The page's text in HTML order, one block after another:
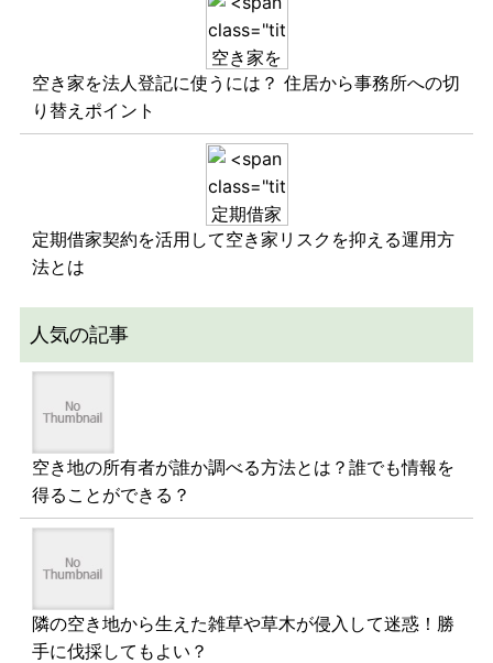
空き家を法人登記に使うには？ 住居から事務所への切
り替えポイント
定期借家契約を活用して空き家リスクを抑える運用方
法とは
人気の記事
空き地の所有者が誰か調べる方法とは？誰でも情報を
得ることができる？
隣の空き地から生えた雑草や草木が侵入して迷惑！勝
手に伐採してもよい？